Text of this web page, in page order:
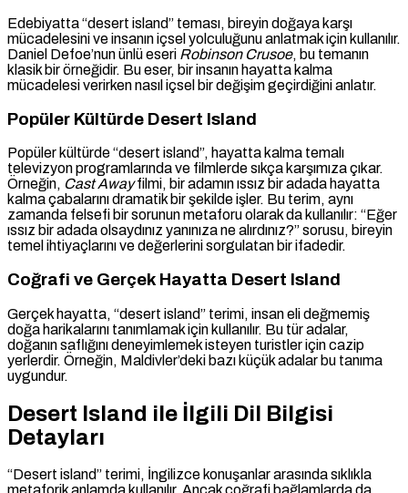
Edebiyatta “desert island” teması, bireyin doğaya karşı
mücadelesini ve insanın içsel yolculuğunu anlatmak için kullanılır.
Daniel Defoe’nun ünlü eseri Robinson Crusoe, bu temanın
klasik bir örneğidir. Bu eser, bir insanın hayatta kalma
mücadelesi verirken nasıl içsel bir değişim geçirdiğini anlatır.
Popüler Kültürde Desert Island
Popüler kültürde “desert island”, hayatta kalma temalı
televizyon programlarında ve filmlerde sıkça karşımıza çıkar.
Örneğin, Cast Awayfilmi, bir adamın ıssız bir adada hayatta
kalma çabalarını dramatik bir şekilde işler. Bu terim, aynı
zamanda felsefi bir sorunun metaforu olarak da kullanılır: “Eğer
ıssız bir adada olsaydınız yanınıza ne alırdınız?” sorusu, bireyin
temel ihtiyaçlarını ve değerlerini sorgulatan bir ifadedir.
Coğrafi ve Gerçek Hayatta Desert Island
Gerçek hayatta, “desert island” terimi, insan eli değmemiş
doğa harikalarını tanımlamak için kullanılır. Bu tür adalar,
doğanın saflığını deneyimlemek isteyen turistler için cazip
yerlerdir. Örneğin, Maldivler’deki bazı küçük adalar bu tanıma
uygundur.
Desert Island ile İlgili Dil Bilgisi
Detayları
“Desert island” terimi, İngilizce konuşanlar arasında sıklıkla